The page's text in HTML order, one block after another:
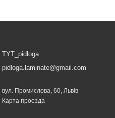
TYT_pidloga
pidloga.laminate@gmail.com
вул. Промислова, 60, Львів
Карта проезда